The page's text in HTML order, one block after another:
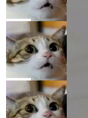
数字电视技术方向
频技...
超出原定预算 860%
最终并未成功落地
达 5 个月，公司直
意味着一个无人看
里日夜不停地"烧钱"
2027 年就能追上美
ngue 把原因归结为
AI 开发者在一个共
而美国模型厂商在"
ding in silos"——各
断从他嘴里说出来
全球最大的开源 AI
型。谁在开源赛道上
统，开发者工具必
五年前，David
一个问题：你写过
乎都是没有。工程
序给别人用。偶尔有
家居控制、家庭实
aw 是 Shelley 的作
nt。他最近在博客上
简单：开发者工具
局
DeepSeek
网最大规模开源
一条内测招募帖，
会变成一场开源
DeepSeek Harness
i）在 X 上发帖： 「
局
商汤 SenseNova